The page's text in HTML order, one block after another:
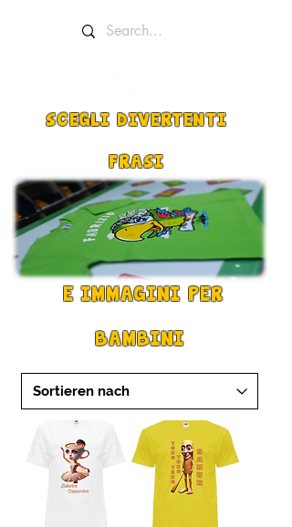
SCEGLI DIVERTENTI
FRASI
E IMMAGINI PER
BAMBINI